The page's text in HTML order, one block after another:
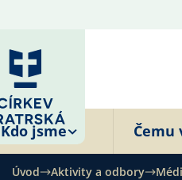
Kdo jsme Čemu
Úvod Aktivity a odbory